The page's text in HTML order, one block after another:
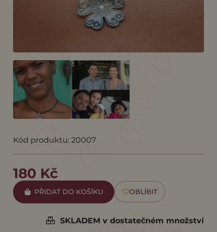
Kód produktu: 20007
180 Kč
PŘIDAT DO KOŠÍKU OBLÍBIT
SKLADEM v dostatečném množství